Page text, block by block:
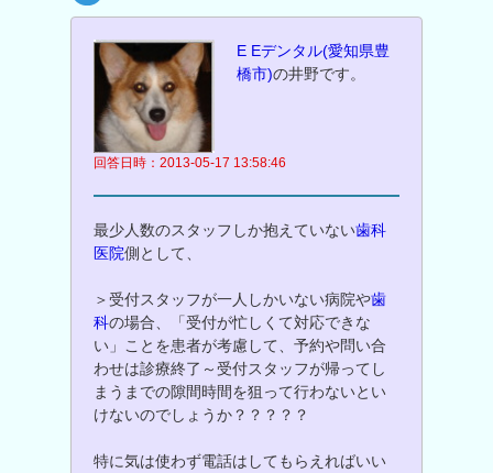
E Eデンタル(愛知県豊
橋市)の井野です。
回答日時：2013-05-17 13:58:46
最少人数のスタッフしか抱えていない歯科
医院側として、
＞受付スタッフが一人しかいない病院や歯
科の場合、「受付が忙しくて対応できな
い」ことを患者が考慮して、予約や問い合
わせは診療終了～受付スタッフが帰ってし
まうまでの隙間時間を狙って行わないとい
けないのでしょうか？？？？？
特に気は使わず電話はしてもらえればいい